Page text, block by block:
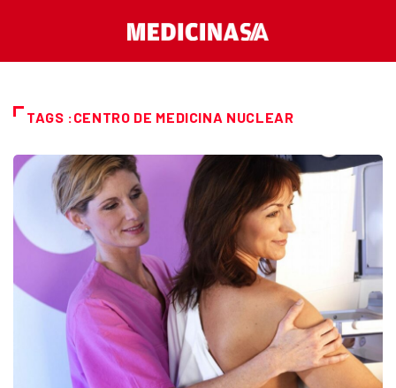
TAGS :CENTRO DE MEDICINA NUCLEAR